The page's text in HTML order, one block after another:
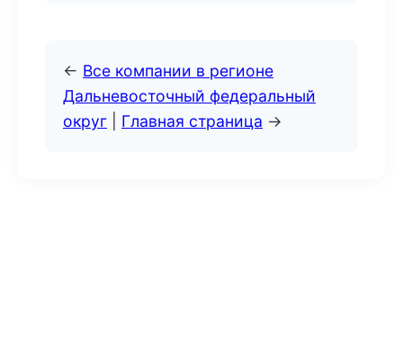
← Все компании в регионе
Дальневосточный федеральный
округ
Главная страница →